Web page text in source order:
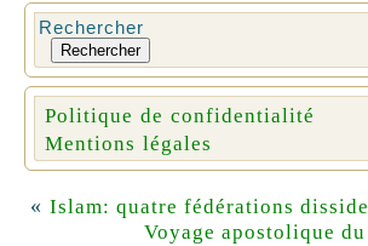
Rechercher
Rechercher
Politique de confidentialité
Mentions légales
« Islam: quatre fédérations
Voyage apostolique